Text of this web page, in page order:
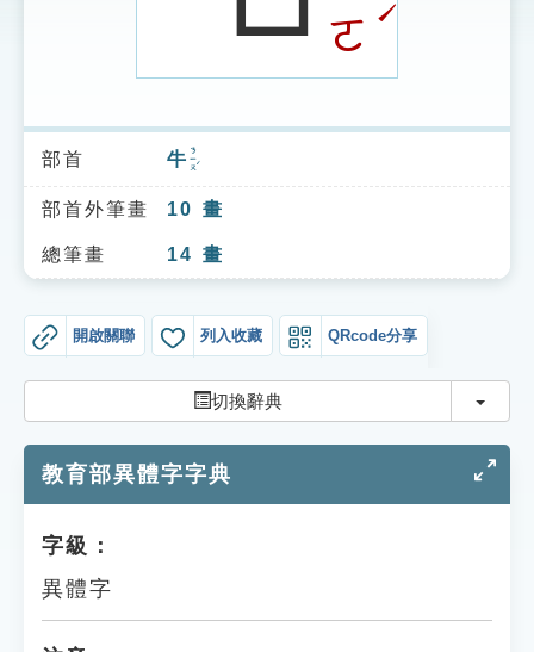
索引選單
知識索引
單字索引
遊戲專區
教學應用
貓頭鷹博士
ㄛ
ˊ
部首 牛 ㄋㄧㄡˊ
部首外筆畫 10 畫
總筆畫 14 畫
開啟關聯 列入收藏 QRcode分享
切換辭典 切換
教育部異體字字典
字級：
異體字